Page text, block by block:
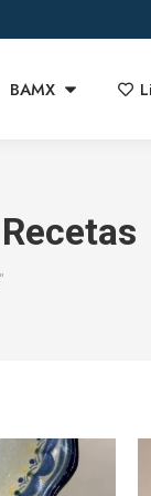
BAMX
Recetas